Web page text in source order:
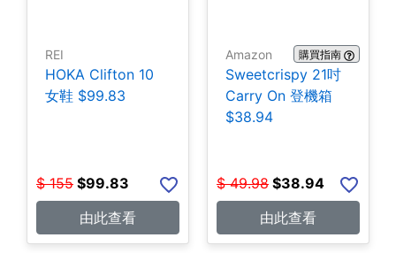
REI
HOKA Clifton 10
女鞋 $99.83
$ 155 $99.83
由此查看
Amazon 購買指南
Sweetcrispy 21吋
Carry On 登機箱
$38.94
$ 49.98 $38.94
由此查看